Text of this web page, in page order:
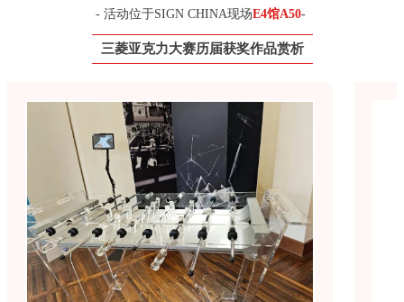
- 活动位于SIGN CHINA现场E4馆A50-
三菱亚克力大赛历届获奖作品赏析